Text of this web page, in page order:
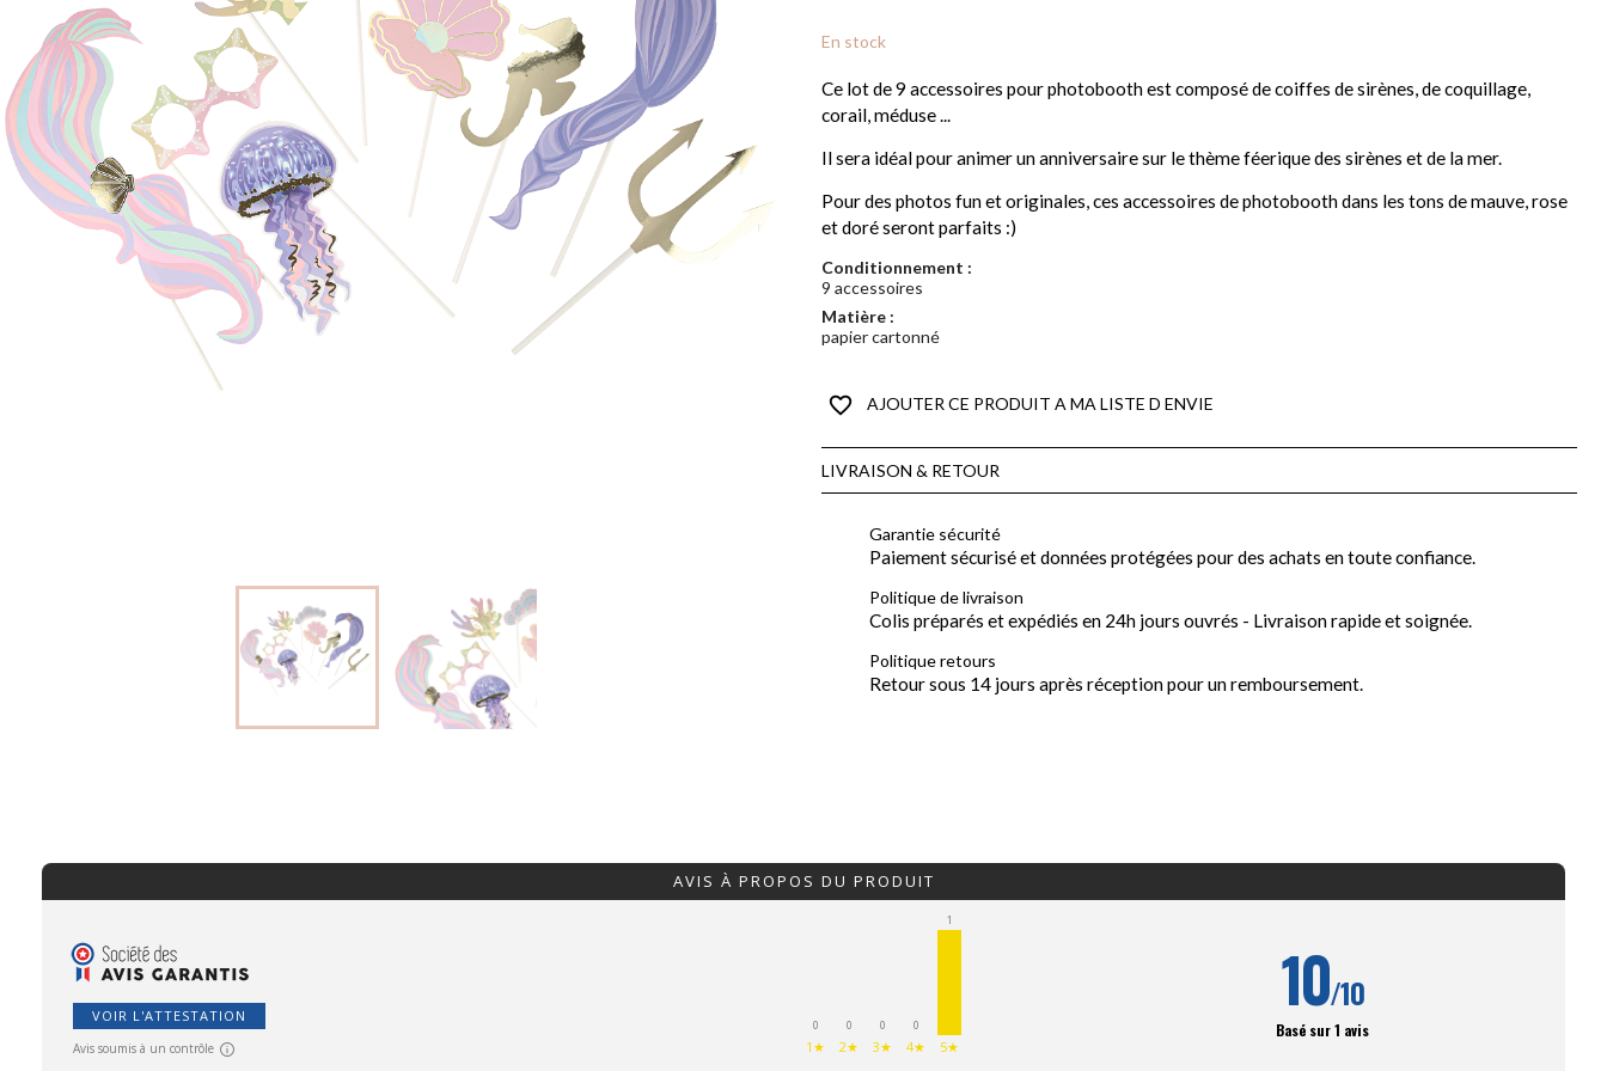
En stock
Ce lot de 9 accessoires pour photobooth est composé de coiffes de sirènes, de coquillage,
corail, méduse ...
Il sera idéal pour animer un anniversaire sur le thème féerique des sirènes et de la mer.
Pour des photos fun et originales, ces accessoires de photobooth dans les tons de mauve, rose
et doré seront parfaits :)
Conditionnement :
9 accessoires
Matière :
papier cartonné
favorite_border AJOUTER CE PRODUIT A MA LISTE D ENVIE
LIVRAISON & RETOUR
Garantie sécurité
Paiement sécurisé et données protégées pour des achats en toute confiance.
Politique de livraison
Colis préparés et expédiés en 24h jours ouvrés - Livraison rapide et soignée.
Politique retours
Retour sous 14 jours après réception pour un remboursement.
AVIS À PROPOS DU PRODUIT
VOIR L'ATTESTATION
Avis soumis à un contrôle
0
1★
0
2★
0
3★
0
4★
1
5★
10/10
Basé sur 1 avis